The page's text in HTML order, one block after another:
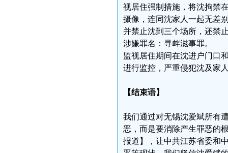
视居住强制措施，将沈拘禁
摄像，连同沈家人一起无差
并禁止沈到三个场所，还禁
涉嫌罪名：寻衅滋事罪。
监视居住期间在沈进户门口
进行监控，严重侵犯沈及家
【结束语】
我们通过对无锡沈爱斌所有
恶，而是要消除产生罪恶的
报道】，让中共江苏省委和